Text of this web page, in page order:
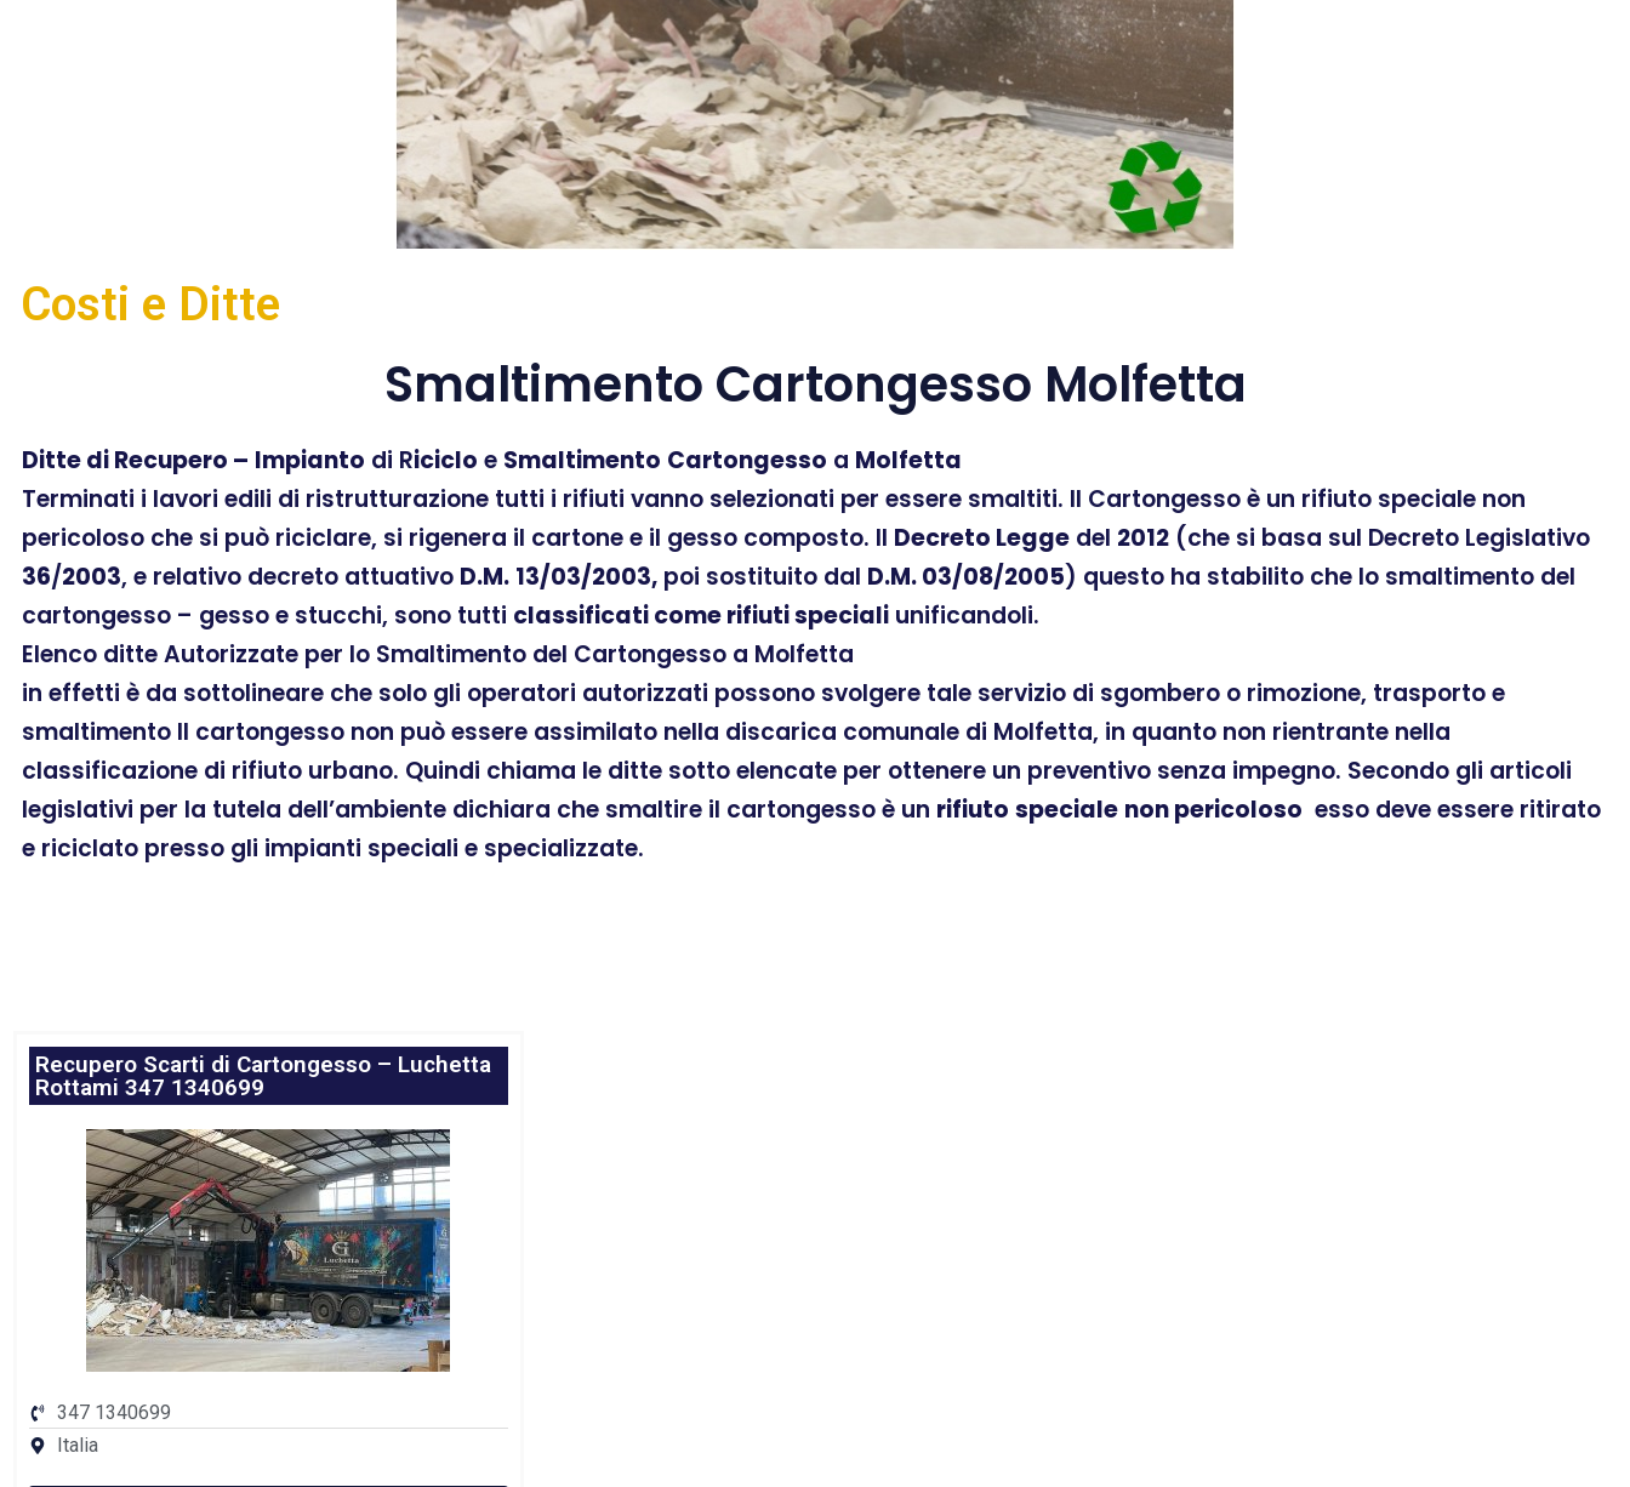
Costi e Ditte
Smaltimento Cartongesso Molfetta
Ditte di Recupero – Impianto di Riciclo e Smaltimento Cartongesso a Molfetta
Terminati i lavori edili di ristrutturazione tutti i rifiuti vanno selezionati per essere smaltiti. Il Cartongesso è un rifiuto speciale non
pericoloso che si può riciclare, si rigenera il cartone e il gesso composto. Il Decreto Legge del 2012 (che si basa sul Decreto Legislativo
36/2003, e relativo decreto attuativo D.M. 13/03/2003, poi sostituito dal D.M. 03/08/2005) questo ha stabilito che lo smaltimento del
cartongesso – gesso e stucchi, sono tutti classificati come rifiuti speciali unificandoli.
Elenco ditte Autorizzate per lo Smaltimento del Cartongesso a Molfetta
in effetti è da sottolineare che solo gli operatori autorizzati possono svolgere tale servizio di sgombero o rimozione, trasporto e
smaltimento Il cartongesso non può essere assimilato nella discarica comunale di Molfetta, in quanto non rientrante nella
classificazione di rifiuto urbano. Quindi chiama le ditte sotto elencate per ottenere un preventivo senza impegno. Secondo gli articoli
legislativi per la tutela dell’ambiente dichiara che smaltire il cartongesso è un rifiuto speciale non pericoloso esso deve essere ritirato
e riciclato presso gli impianti speciali e specializzate.
Recupero Scarti di Cartongesso – Luchetta
Rottami 347 1340699
347 1340699
Italia